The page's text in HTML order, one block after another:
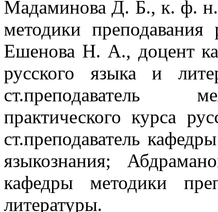
Мадаминова Д. Б., к. ф.
методики преподавания
Ешенова Н. А., доцент
русского языка и
ст.преподаватель
практического курса
ст.преподаватель
языкознания;
кафедры методики
литературы.